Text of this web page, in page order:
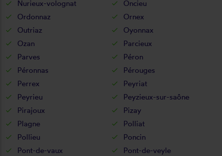
Nurieux-volognat
Oncieu
Ordonnaz
Ornex
Outriaz
Oyonnax
Ozan
Parcieux
Parves
Péron
Péronnas
Pérouges
Perrex
Peyriat
Peyrieu
Peyzieux-sur-saône
Pirajoux
Pizay
Plagne
Polliat
Pollieu
Poncin
Pont-de-vaux
Pont-de-veyle